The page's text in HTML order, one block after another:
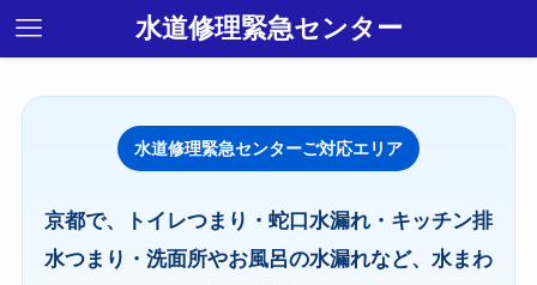
水道修理緊急センター
水道修理緊急センターご対応エリア
京都で、トイレつまり・蛇口水漏れ・キッチン排
水つまり・洗面所やお風呂の水漏れなど、水まわ